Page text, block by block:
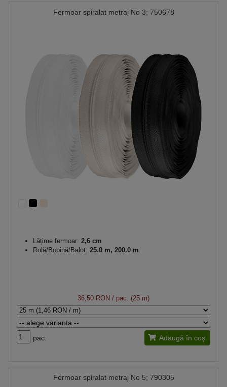
Fermoar spiralat metraj No 3; 750678
Lățime fermoar: 2,6 cm
Rolă/Bobină/Balot: 25.0 m, 200.0 m
36,50 RON / pac. (25 m)
pac. Adaugă în coș
Fermoar spiralat metraj No 5; 790305